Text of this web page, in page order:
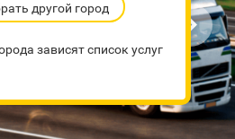

другой город
зависят список услуг